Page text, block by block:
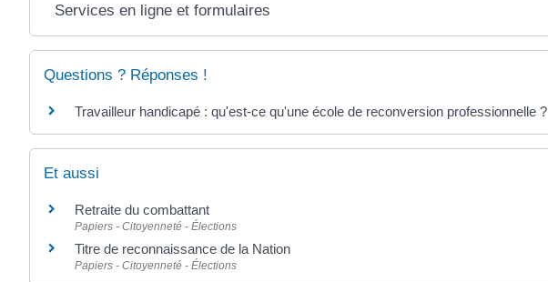
Services en ligne et formulaires
Questions ? Réponses !
Travailleur handicapé : qu'est-ce qu'une école de reconversion professionnelle ?
Et aussi
Retraite du combattant
Papiers - Citoyenneté - Élections
Titre de reconnaissance de la Nation
Papiers - Citoyenneté - Élections